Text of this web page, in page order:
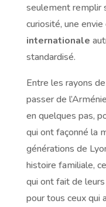
seulement remplir
curiosité, une
internationale
standardisé.
Entre les rayons
passer de
en quelques pas,
qui ont façonné la
générations de
histoire familiale,
qui ont fait de
pour tous ceux qui